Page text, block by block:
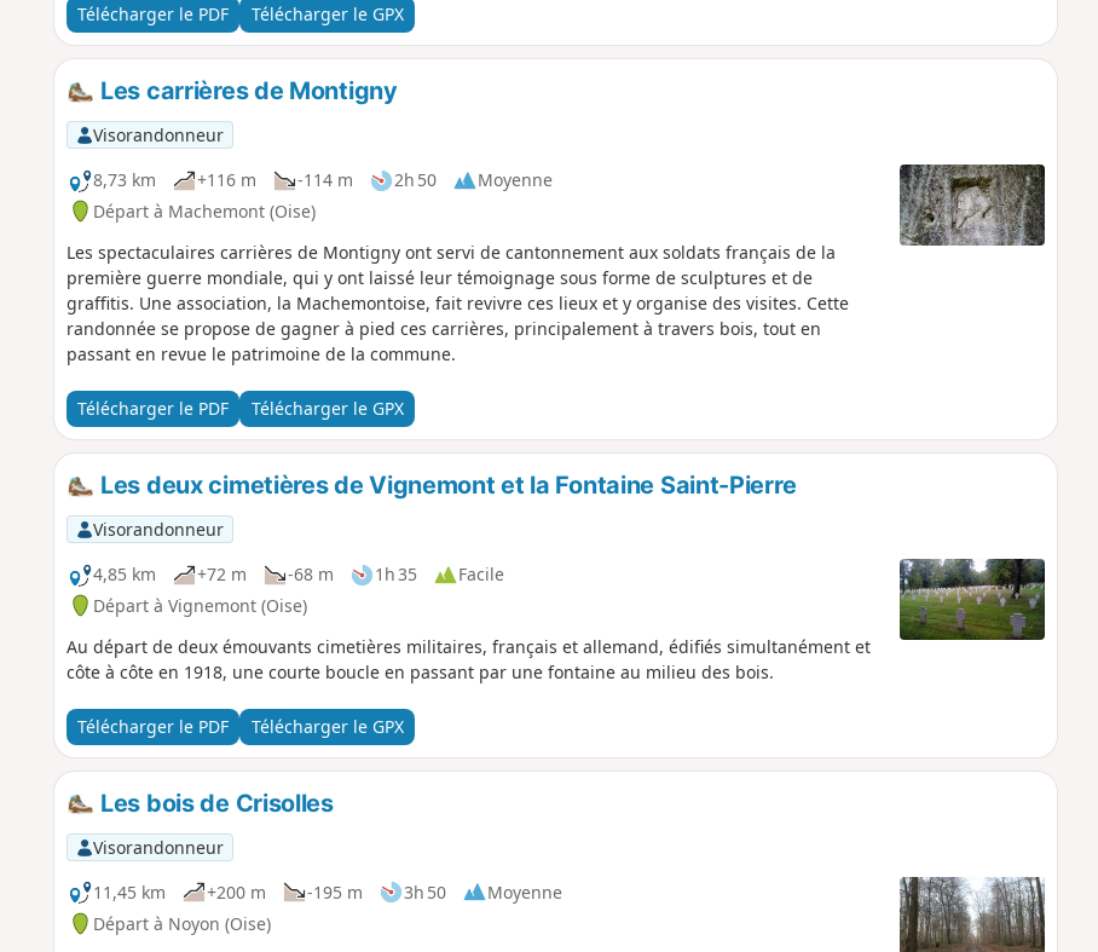
Télécharger le PDF Télécharger le GPX
Les carrières de Montigny
Visorandonneur
8,73 km
+116 m -114 m 2h 50
Moyenne
Départ à Machemont (Oise)
Les spectaculaires carrières de Montigny ont servi de cantonnement aux soldats français de la
première guerre mondiale, qui y ont laissé leur témoignage sous forme de sculptures et de
graffitis. Une association, la Machemontoise, fait revivre ces lieux et y organise des visites. Cette
randonnée se propose de gagner à pied ces carrières, principalement à travers bois, tout en
passant en revue le patrimoine de la commune.
Télécharger le PDF Télécharger le GPX
Les deux cimetières de Vignemont et la Fontaine Saint-Pierre
Visorandonneur
4,85 km
+72 m -68 m 1h 35
Facile
Départ à Vignemont (Oise)
Au départ de deux émouvants cimetières militaires, français et allemand, édifiés simultanément et
côte à côte en 1918, une courte boucle en passant par une fontaine au milieu des bois.
Télécharger le PDF Télécharger le GPX
Les bois de Crisolles
Visorandonneur
11,45 km
+200 m -195 m 3h 50
Moyenne
Départ à Noyon (Oise)